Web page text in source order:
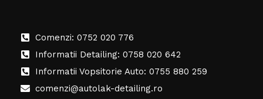
Comenzi: 0752 020 776
Informatii Detailing: 0758 020 642
Informatii Vopsitorie Auto: 0755 880 259
comenzi@autolak-detailing.ro